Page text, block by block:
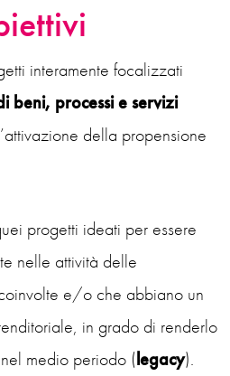
interamente focalizzati
beni, processi e servizi
della propensione
progetti ideati per essere
nelle attività delle
e/o che abbiano un
in grado di renderlo
medio periodo (legacy).